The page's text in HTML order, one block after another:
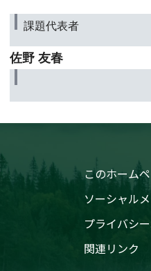
課題代表者
佐野 友春
このホーム
ソーシャル
プライバシ
関連リンク